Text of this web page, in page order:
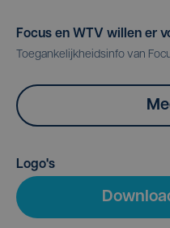
Focus en WTV willen er
Toegankelijkheidsinfo van
Logo's